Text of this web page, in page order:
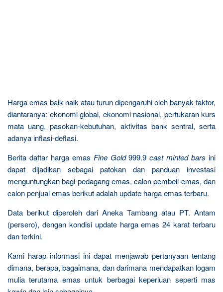
Harga emas baik naik atau turun dipengaruhi oleh banyak faktor,
diantaranya: ekonomi global, ekonomi nasional, pertukaran kurs
mata uang, pasokan-kebutuhan, aktivitas bank sentral, serta
adanya inflasi-deflasi.
Berita daftar harga emas Fine Gold999.9cast minted barsini
dapat dijadikan sebagai patokan dan panduan investasi
menguntungkan bagi pedagang emas, calon pembeli emas, dan
calon penjual emas berikut adalah update harga emas terbaru.
Data berikut diperoleh dari Aneka Tambang atau PT. Antam
(persero), dengan kondisi update harga emas 24 karat terbaru
dan terkini.
Kami harap informasi ini dapat menjawab pertanyaan tentang
dimana, berapa, bagaimana, dan darimana mendapatkan logam
mulia terutama emas untuk berbagai keperluan seperti mas